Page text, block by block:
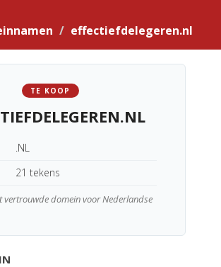
g
a
t
effectiefdelegeren.nl
TE KOOP
.NL
21 tekens
vertrouwde domein voor Nederlandse